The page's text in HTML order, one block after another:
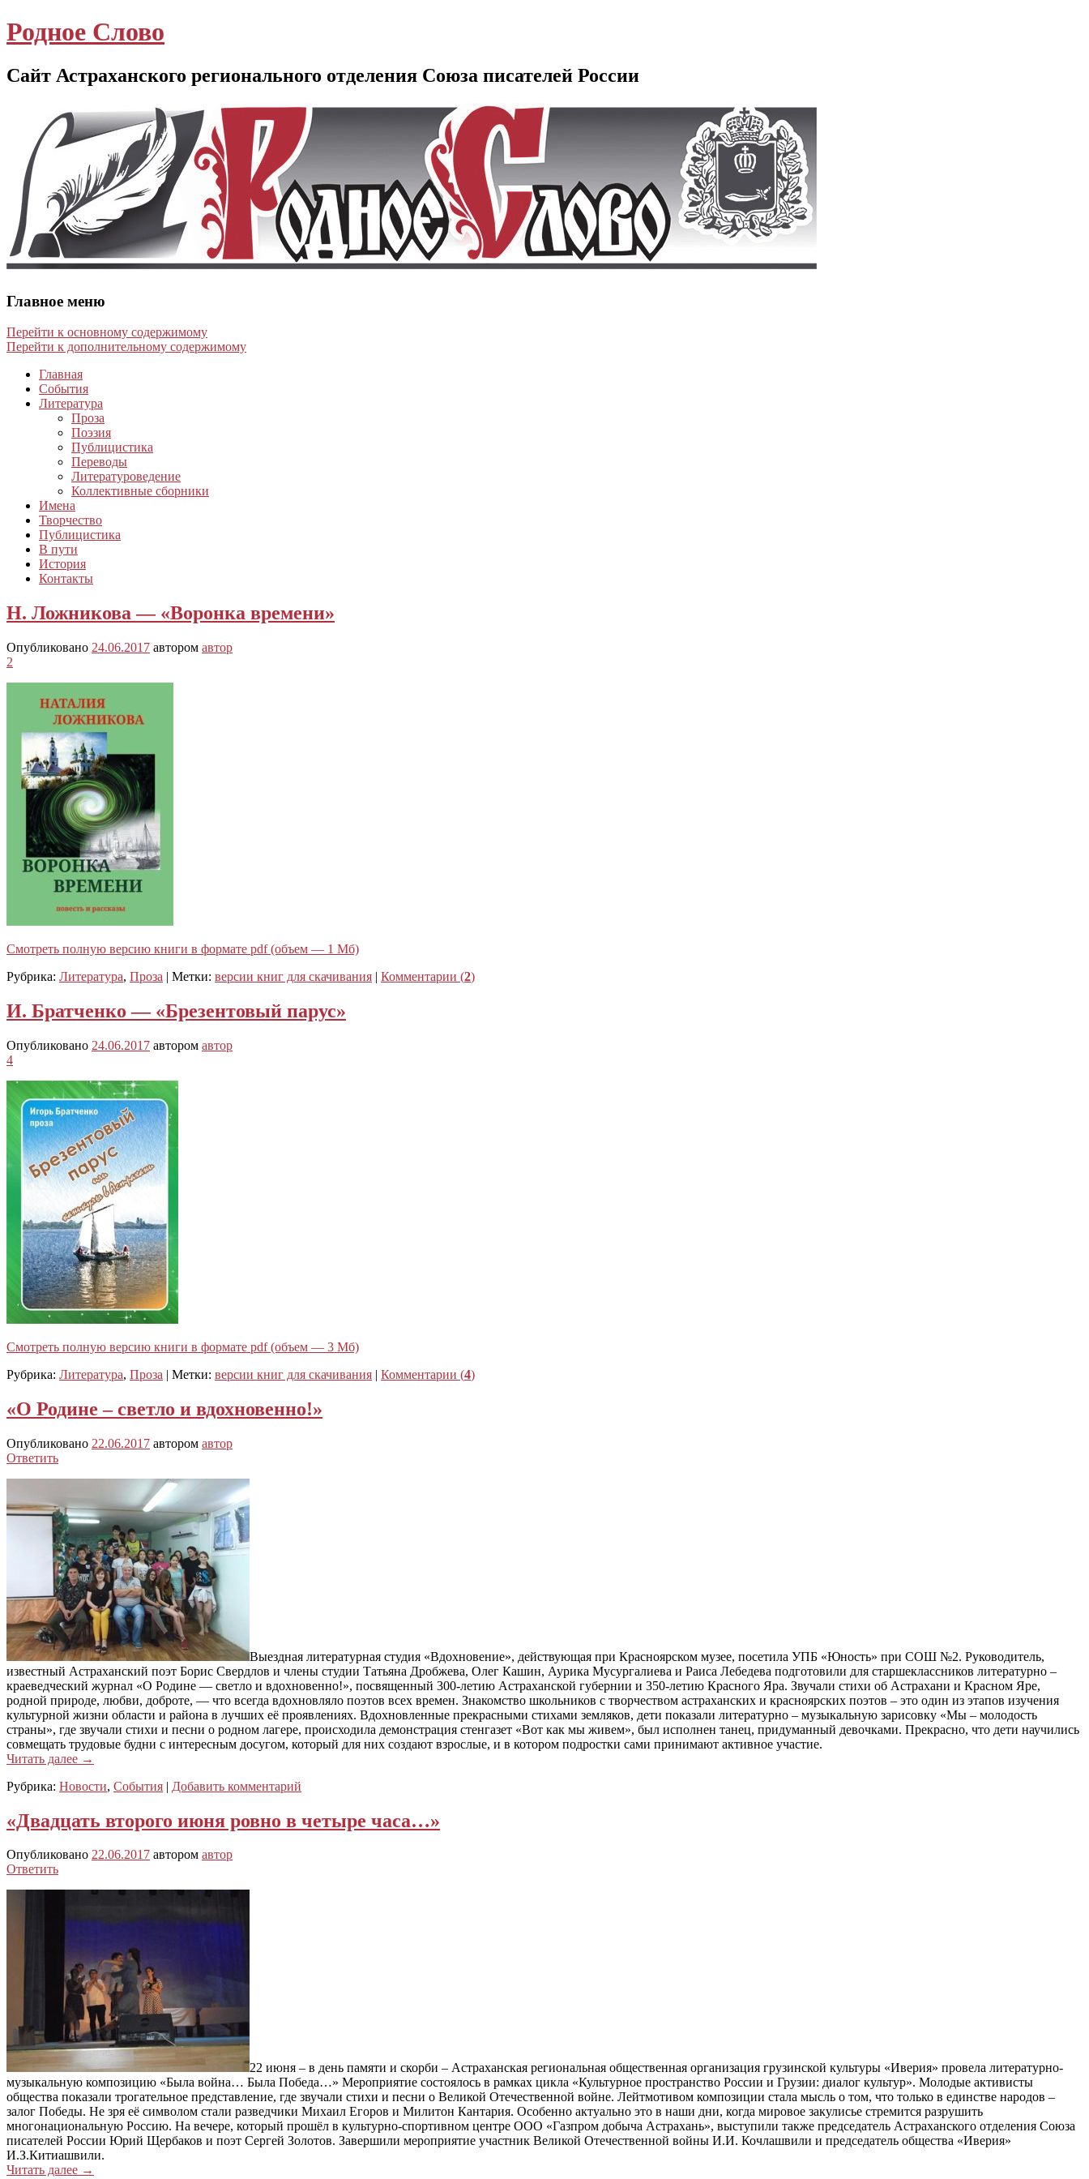
Родное Слово
Сайт Астраханского регионального отделения Союза писателей России
Главное меню
Перейти к основному содержимому
Перейти к дополнительному содержимому
Главная
События
Литература
Проза
Поэзия
Публицистика
Переводы
Литературоведение
Коллективные сборники
Имена
Творчество
Публицистика
В пути
История
Контакты
Н. Ложникова — «Воронка времени»
Опубликовано 24.06.2017 автором автор
2
Смотреть полную версию книги в формате pdf (объем — 1 Мб)
Рубрика: Литература, Проза | Метки: версии книг для скачивания | Комментарии (2)
И. Братченко — «Брезентовый парус»
Опубликовано 24.06.2017 автором автор
4
Смотреть полную версию книги в формате pdf (объем — 3 Мб)
Рубрика: Литература, Проза | Метки: версии книг для скачивания | Комментарии (4)
«О Родине – светло и вдохновенно!»
Опубликовано 22.06.2017 автором автор
Ответить
Выездная литературная студия «Вдохновение», действующая при Красноярском музее, посетила УПБ «Юность» при СОШ №2. Руководитель,
известный Астраханский поэт Борис Свердлов и члены студии Татьяна Дробжева, Олег Кашин, Аурика Мусургалиева и Раиса Лебедева подготовили для старшеклассников литературно –
краеведческий журнал «О Родине — светло и вдохновенно!», посвященный 300-летию Астраханской губернии и 350-летию Красного Яра. Звучали стихи об Астрахани и Красном Яре,
родной природе, любви, доброте, — что всегда вдохновляло поэтов всех времен. Знакомство школьников с творчеством астраханских и красноярских поэтов – это один из этапов изучения
культурной жизни области и района в лучших её проявлениях. Вдохновленные прекрасными стихами земляков, дети показали литературно – музыкальную зарисовку «Мы – молодость
страны», где звучали стихи и песни о родном лагере, происходила демонстрация стенгазет «Вот как мы живем», был исполнен танец, придуманный девочками. Прекрасно, что дети научились
совмещать трудовые будни с интересным досугом, который для них создают взрослые, и в котором подростки сами принимают активное участие.
Читать далее →
Рубрика: Новости, События | Добавить комментарий
«Двадцать второго июня ровно в четыре часа…»
Опубликовано 22.06.2017 автором автор
Ответить
22 июня – в день памяти и скорби – Астраханская региональная общественная организация грузинской культуры «Иверия» провела литературно-
музыкальную композицию «Была война… Была Победа…» Мероприятие состоялось в рамках цикла «Культурное пространство России и Грузии: диалог культур». Молодые активисты
общества показали трогательное представление, где звучали стихи и песни о Великой Отечественной войне. Лейтмотивом композиции стала мысль о том, что только в единстве народов –
залог Победы. Не зря её символом стали разведчики Михаил Егоров и Милитон Кантария. Особенно актуально это в наши дни, когда мировое закулисье стремится разрушить
многонациональную Россию. На вечере, который прошёл в культурно-спортивном центре ООО «Газпром добыча Астрахань», выступили также председатель Астраханского отделения Союза
писателей России Юрий Щербаков и поэт Сергей Золотов. Завершили мероприятие участник Великой Отечественной войны И.И. Кочлашвили и председатель общества «Иверия»
И.З.Китиашвили.
Читать далее →